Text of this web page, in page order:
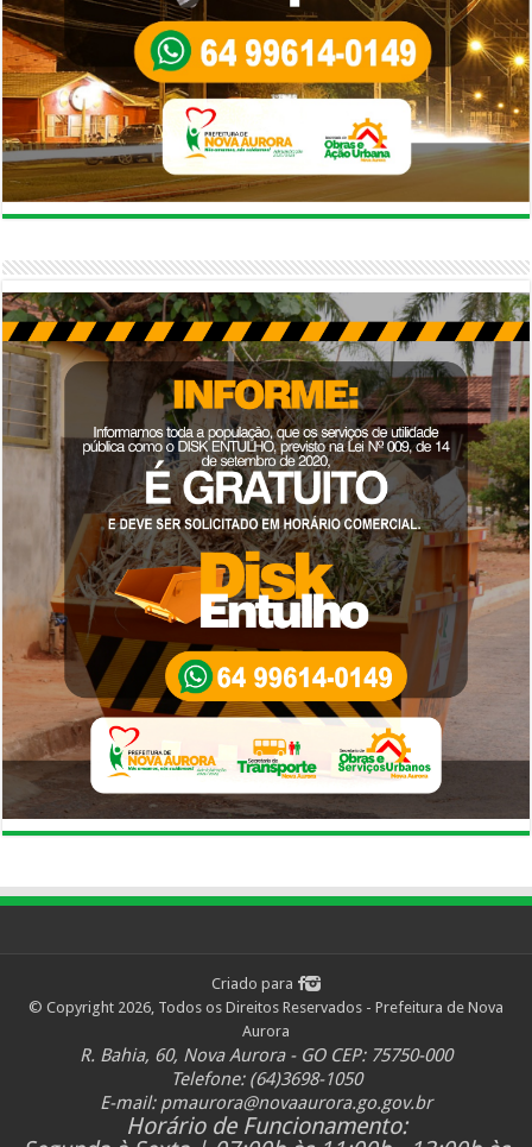
Criado para
© Copyright 2026, Todos os Direitos Reservados - Prefeitura de Nova
Aurora
R. Bahia, 60, Nova Aurora - GO CEP: 75750-000
Telefone: (64)3698-1050
E-mail: pmaurora@novaaurora.go.gov.br
Horário de Funcionamento: